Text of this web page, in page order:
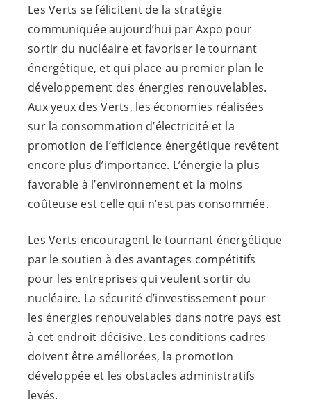
Les Verts se félicitent de la stratégie
communiquée aujourd’hui par Axpo pour
sortir du nucléaire et favoriser le tournant
énergétique, et qui place au premier plan le
développement des énergies renouvelables.
Aux yeux des Verts, les économies réalisées
sur la consommation d’électricité et la
promotion de l’efficience énergétique revêtent
encore plus d’importance. L’énergie la plus
favorable à l’environnement et la moins
coûteuse est celle qui n’est pas consommée.
Les Verts encouragent le tournant énergétique
par le soutien à des avantages compétitifs
pour les entreprises qui veulent sortir du
nucléaire. La sécurité d’investissement pour
les énergies renouvelables dans notre pays est
à cet endroit décisive. Les conditions cadres
doivent être améliorées, la promotion
développée et les obstacles administratifs
levés.